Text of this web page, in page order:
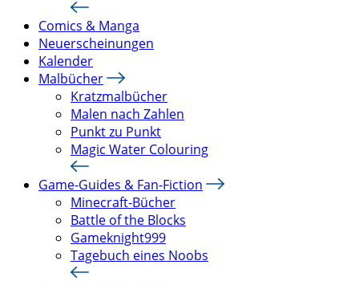
Comics & Manga
Neuerscheinungen
Kalender
Malbücher
Kratzmalbücher
Malen nach Zahlen
Punkt zu Punkt
Magic Water Colouring
Game-Guides & Fan-Fiction
Minecraft-Bücher
Battle of the Blocks
Gameknight999
Tagebuch eines Noobs